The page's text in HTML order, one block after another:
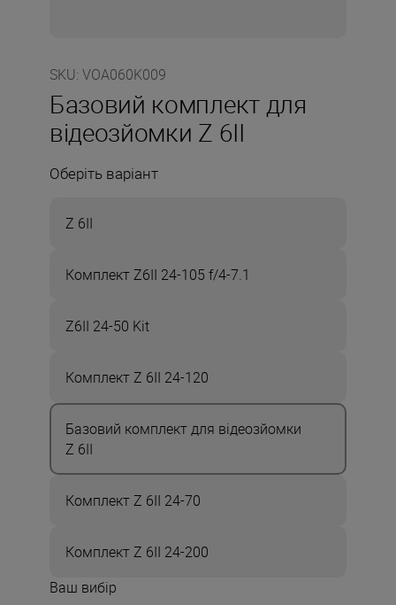
SKU: VOA060K009
Базовий комплект для
відеозйомки Z 6II
Оберіть варіант
Z 6II
Комплект Z6II 24-105 f/4-7.1
Z6II 24-50 Kit
Комплект Z 6II 24-120
Базовий комплект для відеозйомки
Z 6II
Комплект Z 6II 24-70
Комплект Z 6II 24-200
Ваш вибір